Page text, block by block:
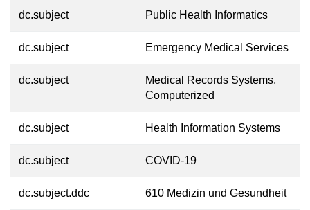
dc.subject Public Health Informatics
dc.subject Emergency Medical Services
dc.subject
Medical Records Systems,
Computerized
dc.subject Health Information Systems
dc.subject COVID-19
dc.subject.ddc 610 Medizin und Gesundheit